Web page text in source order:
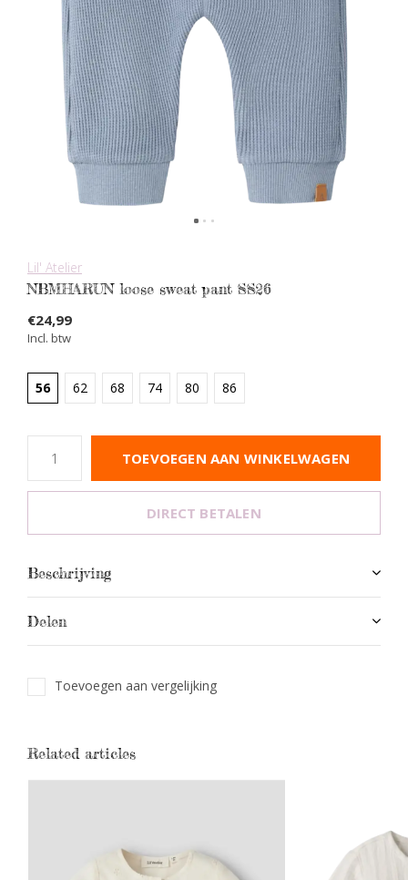
Lil' Atelier
NBMHARUN loose sweat pant SS26
€24,99
Incl. btw
56 62 68 74 80 86
TOEVOEGEN AAN WINKELWAGEN
DIRECT BETALEN
Beschrijving
Delen
Toevoegen aan vergelijking
Related articles